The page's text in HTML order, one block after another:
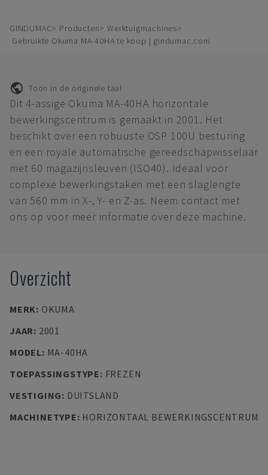
GINDUMAC Producten
Werktuigmachines
Gebruikte Okuma MA-40HA te koop | gindumac.com
Toon in de originele taal
Dit 4-assige Okuma MA-40HA horizontale
bewerkingscentrum is gemaakt in 2001. Het
beschikt over een robuuste OSP 100U besturing
en een royale automatische gereedschapwisselaar
met 60 magazijnsleuven (ISO40). Ideaal voor
complexe bewerkingstaken met een slaglengte
van 560 mm in X-, Y- en Z-as. Neem contact met
ons op voor meer informatie over deze machine.
Overzicht
MERK: OKUMA
JAAR: 2001
MODEL: MA-40HA
TOEPASSINGSTYPE: FREZEN
VESTIGING: DUITSLAND
MACHINETYPE: HORIZONTAAL BEWERKINGSCENTRUM